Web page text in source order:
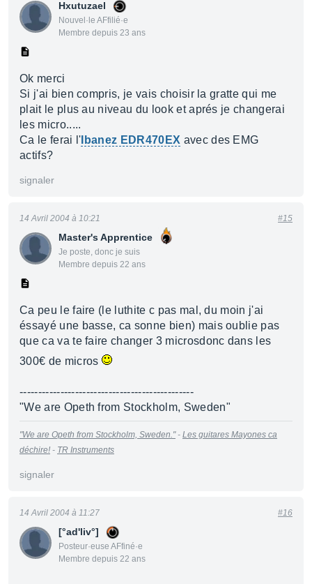
Hxutuzael
Nouvel·le AFfilié·e
Membre depuis 23 ans
Ok merci
Si j'ai bien compris, je vais choisir la gratte qui me
plait le plus au niveau du look et aprés je changerai
les micro.....
Ca le ferai l' Ibanez EDR470EX avec des EMG
actifs?
signaler
Master's Apprentice
Je poste, donc je suis
Membre depuis 22 ans
14 Avril 2004 à 10:21 #15
Ca peu le faire (le luthite c pas mal, du moin j'ai
éssayé une basse, ca sonne bien) mais oublie pas
que ca va te faire changer 3 microsdonc dans les
300€ de micros
-----------------------------------------------
"We are Opeth from Stockholm, Sweden"
"We are Opeth from Stockholm, Sweden."- Les guitares Mayones ca
déchire! - TR Instruments
signaler
[°ad'liv°]
Posteur·euse AFfiné·e
Membre depuis 22 ans
14 Avril 2004 à 11:27 #16